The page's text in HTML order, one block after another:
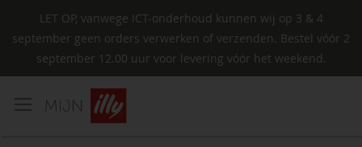
LET OP, vanwege ICT-onderhoud kunnen wij op 3 & 4
september geen orders verwerken of verzenden. Bestel vóór 2
september 12.00 uur voor levering vóór het weekend.